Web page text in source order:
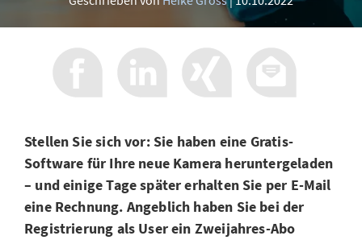
Stellen Sie sich vor: Sie haben eine Gratis-
Software für Ihre neue Kamera heruntergeladen
– und einige Tage später erhalten Sie per E-Mail
eine Rechnung. Angeblich haben Sie bei der
Registrierung als User ein Zweijahres-Abo